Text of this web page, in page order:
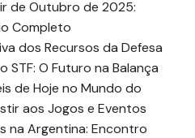
de Outubro de 2025:
Completo
dos Recursos da Defesa
STF: O Futuro na Balança
de Hoje no Mundo do
aos Jogos e Eventos
na Argentina: Encontro